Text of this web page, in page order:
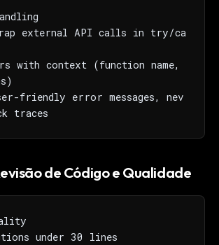
external API calls in try/ca
with context (function name,
friendly error messages, nev
traces
de Código e Qualidade
under 30 lines